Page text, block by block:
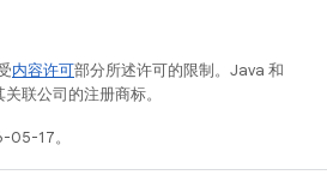
内容许可部分所述许可的限制。Java 和
联公司的注册商标。
05-17。